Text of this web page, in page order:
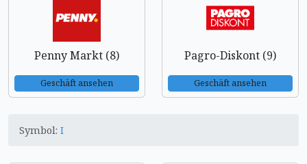
Penny Markt (8)
Geschäft ansehen
Pagro-Diskont (9)
Geschäft ansehen
Symbol: I